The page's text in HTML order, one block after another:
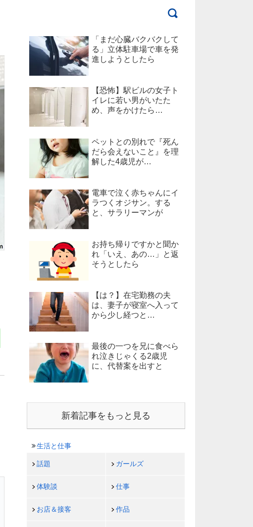
「まだ心臓バクバクして
る」立体駐車場で車を発
進しようとしたら
【恐怖】駅ビルの女子ト
イレに若い男がいたた
め、声をかけたら…
ペットとの別れで『死ん
だら会えないこと』を理
解した4歳児が…
電車で泣く赤ちゃんにイ
ラつくオジサン。する
と、サラリーマンが
お持ち帰りですかと聞か
れ「いえ、あの…」と返
そうとしたら
【は？】在宅勤務の夫
は、妻子が寝室へ入って
から少し経つと…
最後の一つを兄に食べら
れ泣きじゃくる2歳児
に、代替案を出すと
新着記事をもっと見る
生活と仕事
話題 ガールズ
体験談 仕事
お店＆接客 作品